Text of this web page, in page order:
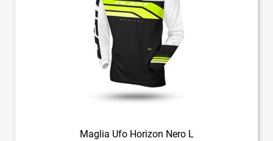
Maglia Ufo Horizon Nero L